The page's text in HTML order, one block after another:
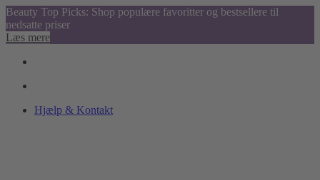
Beauty Top Picks: Shop populære favoritter og bestsellere til
nedsatte priser
Læs mere
Hjælp & Kontakt